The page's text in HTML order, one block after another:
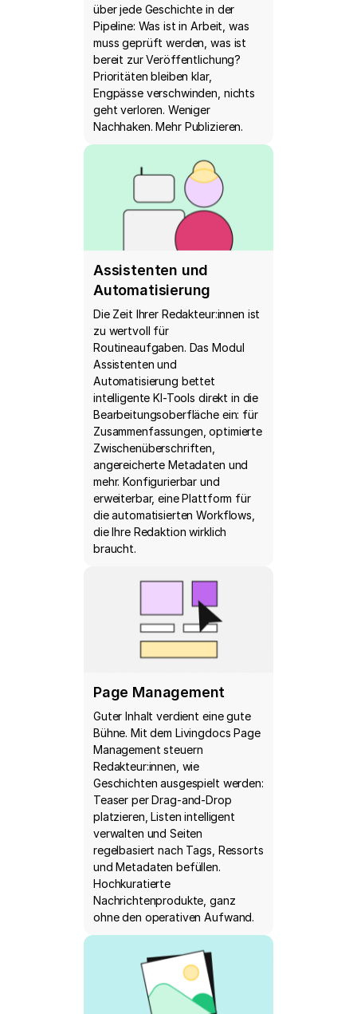
über jede Geschichte in der
Pipeline: Was ist in Arbeit, was
muss geprüft werden, was ist
bereit zur Veröffentlichung?
Prioritäten bleiben klar,
Engpässe verschwinden, nichts
geht verloren. Weniger
Nachhaken. Mehr Publizieren.
Assistenten und
Automatisierung
Die Zeit Ihrer Redakteur:innen ist
zu wertvoll für
Routineaufgaben. Das Modul
Assistenten und
Automatisierung bettet
intelligente KI-Tools direkt in die
Bearbeitungsoberfläche ein: für
Zusammenfassungen, optimierte
Zwischenüberschriften,
angereicherte Metadaten und
mehr. Konfigurierbar und
erweiterbar, eine Plattform für
die automatisierten Workflows,
die Ihre Redaktion wirklich
braucht.
Page Management
Guter Inhalt verdient eine gute
Bühne. Mit dem Livingdocs Page
Management steuern
Redakteur:innen, wie
Geschichten ausgespielt werden:
Teaser per Drag-and-Drop
platzieren, Listen intelligent
verwalten und Seiten
regelbasiert nach Tags, Ressorts
und Metadaten befüllen.
Hochkuratierte
Nachrichtenprodukte, ganz
ohne den operativen Aufwand.